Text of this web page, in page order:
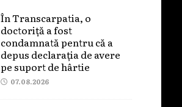
În Transcarpatia, o
doctoriță a fost
condamnată pentru că a
depus declarația de avere
pe suport de hârtie
07.08.2026